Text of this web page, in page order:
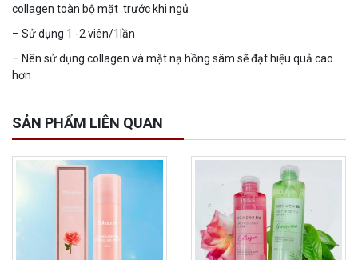
collagen toàn bộ mặt trước khi ngủ
– Sử dụng 1 -2 viên/1lần
– Nên sử dụng collagen và mặt nạ hồng sâm sẽ đạt hiệu quả cao
hơn
SẢN PHẨM LIÊN QUAN